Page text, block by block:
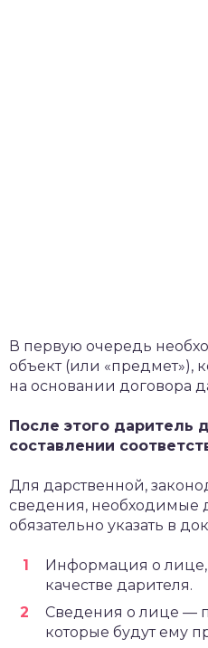
В первую очередь
объект (или «предмет»),
на основании договора
После этого даритель
составлении
Для дарственной,
сведения, необходимые
обязательно указать в
Информация о лице,
качестве дарителя.
Сведения о лице —
которые будут ему